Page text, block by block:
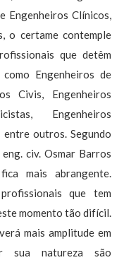
Engenheiros Clínicos,
o certame contemple
que detêm
Engenheiros de
Civis, Engenheiros
Engenheiros
entre outros. Segundo
civ. Osmar Barros
mais abrangente.
que tem
momento tão difícil.
mais amplitude em
sua natureza são